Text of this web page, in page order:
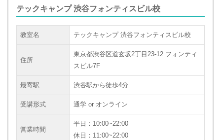
テックキャンプ 渋谷フォンティスビル校
教室名 テックキャンプ 渋谷フォンティスビル校
住所
東京都渋谷区道玄坂2丁目23-12 フォンティ
スビル7F
最寄駅 渋谷駅から徒歩4分
受講形式 通学 or オンライン
営業時間
平日：10:00~22:00
休日：11:00~22:00